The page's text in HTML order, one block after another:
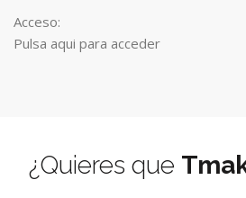
Acceso:
Pulsa aqui para acceder
¿Quieres que